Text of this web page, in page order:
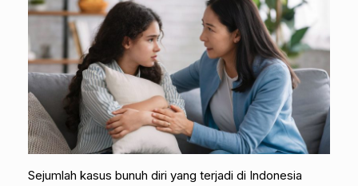
Sejumlah kasus bunuh diri yang terjadi di Indonesia